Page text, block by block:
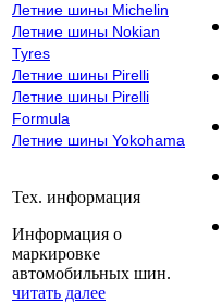
Летние шины Michelin
Летние шины Nokian
Tyres
Летние шины Pirelli
Летние шины Pirelli
Formula
Летние шины Yokohama
Тех. информация
Информация о
маркировке
автомобильных шин.
читать далее